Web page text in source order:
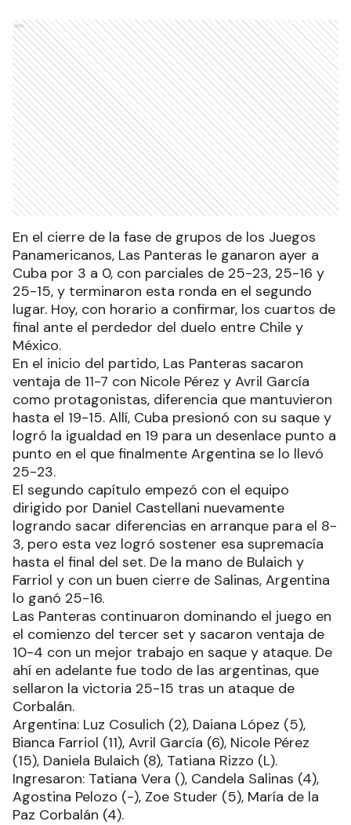
Ads
En el cierre de la fase de grupos de los Juegos
Panamericanos, Las Panteras le ganaron ayer a
Cuba por 3 a 0, con parciales de 25-23, 25-16 y
25-15, y terminaron esta ronda en el segundo
lugar. Hoy, con horario a confirmar, los cuartos de
final ante el perdedor del duelo entre Chile y
México.
En el inicio del partido, Las Panteras sacaron
ventaja de 11-7 con Nicole Pérez y Avril García
como protagonistas, diferencia que mantuvieron
hasta el 19-15. Allí, Cuba presionó con su saque y
logró la igualdad en 19 para un desenlace punto a
punto en el que finalmente Argentina se lo llevó
25-23.
El segundo capítulo empezó con el equipo
dirigido por Daniel Castellani nuevamente
logrando sacar diferencias en arranque para el 8-
3, pero esta vez logró sostener esa supremacía
hasta el final del set. De la mano de Bulaich y
Farriol y con un buen cierre de Salinas, Argentina
lo ganó 25-16.
Las Panteras continuaron dominando el juego en
el comienzo del tercer set y sacaron ventaja de
10-4 con un mejor trabajo en saque y ataque. De
ahí en adelante fue todo de las argentinas, que
sellaron la victoria 25-15 tras un ataque de
Corbalán.
Argentina: Luz Cosulich (2), Daiana López (5),
Bianca Farriol (11), Avril García (6), Nicole Pérez
(15), Daniela Bulaich (8), Tatiana Rizzo (L).
Ingresaron: Tatiana Vera (), Candela Salinas (4),
Agostina Pelozo (-), Zoe Studer (5), María de la
Paz Corbalán (4).